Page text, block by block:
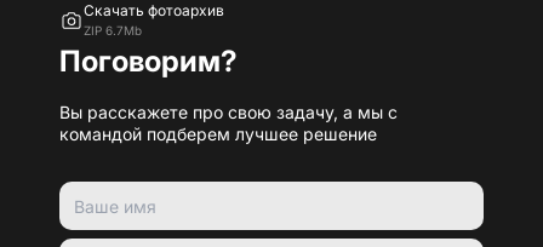
Скачать фотоархив
ZIP 6.7Mb
Поговорим?
Вы расскажете про свою задачу, а мы с
командой подберем лучшее решение